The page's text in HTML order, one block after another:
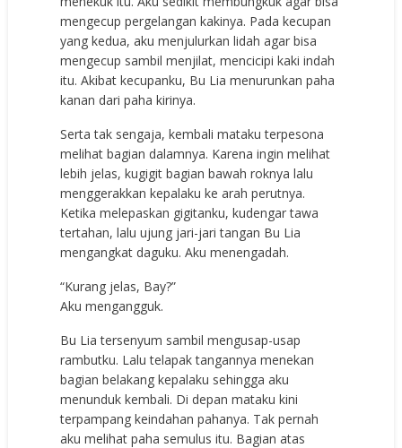
mengecup pergelangan kakinya. Pada kecupan
yang kedua, aku menjulurkan lidah agar bisa
mengecup sambil menjilat, mencicipi kaki indah
itu. Akibat kecupanku, Bu Lia menurunkan paha
kanan dari paha kirinya.
Serta tak sengaja, kembali mataku terpesona
melihat bagian dalamnya. Karena ingin melihat
lebih jelas, kugigit bagian bawah roknya lalu
menggerakkan kepalaku ke arah perutnya.
Ketika melepaskan gigitanku, kudengar tawa
tertahan, lalu ujung jari-jari tangan Bu Lia
mengangkat daguku. Aku menengadah.
“Kurang jelas, Bay?”
Aku mengangguk.
Bu Lia tersenyum sambil mengusap-usap
rambutku. Lalu telapak tangannya menekan
bagian belakang kepalaku sehingga aku
menunduk kembali. Di depan mataku kini
terpampang keindahan pahanya. Tak pernah
aku melihat paha semulus itu. Bagian atas